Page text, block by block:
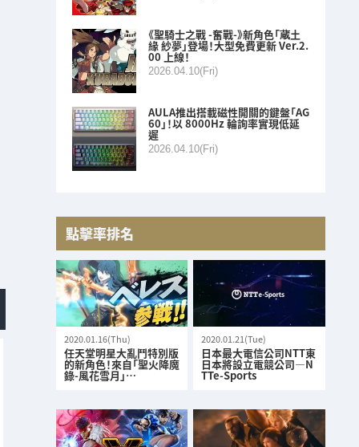
《聖騎士之戰 -奮戰-》新角色「蔵土
緣 紗夢」登場！大型免費更新 Ver.2.
00 上線！
2026.04.10(Fri)
AULA推出搭載磁性開關的鍵盤「AG
60」！以 8000Hz 輪詢率實現低延
遲
2026.04.10(Fri)
點擊率排名
2020.01.16(Thu)
任天堂明星大亂鬥特別版
的新角色！來自「聖火降魔
錄-風花雪月」…
2020.01.21(Tue)
日本最大電信公司NTT東
日本將設立電競公司—N
TTe-Sports